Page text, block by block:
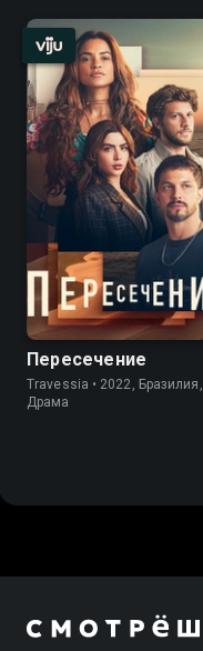
Пересечение
Travessia • 2022, Бразилия,
Драма